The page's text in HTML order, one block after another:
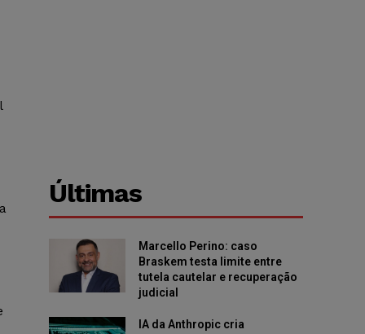
Últimas
Marcello Perino: caso
Braskem testa limite entre
tutela cautelar e recuperação
judicial
IA da Anthropic cria